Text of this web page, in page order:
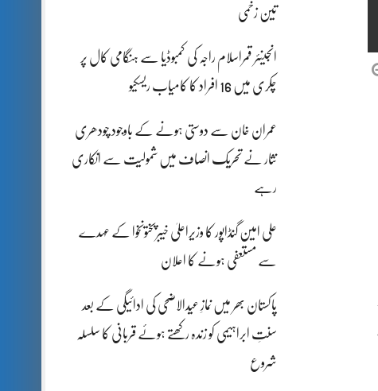
تین زخمی
انجینئر قمراسلام راجہ کی کمبوڈیا سے ہنگامی کال پر
چکری میں 16 افراد کا کامیاب ریسکیو
عمران خان سے دوستی ہونے کے باوجود چودھری
نثار نے تحریک انصاف میں شمولیت سے انکاری
رہے
علی امین گنڈاپور کا وزیراعلیٰ خیبرپختونخوا کے عہدے
سے مستعفی ہونے کا اعلان
پاکستان بھر میں نمازِ عیدالاضحی کی ادائیگی کے بعد
سنتِ ابراہیمی کو زندہ رکھتے ہوئے قربانی کا سلسلہ
شروع